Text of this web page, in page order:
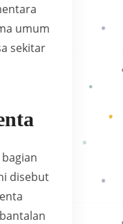
umum
sekitar
disebut